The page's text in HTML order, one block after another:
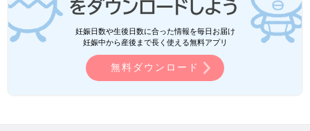
＜その日から日中のオムツはほぼ取れてビックリ！＞
『トイトレは夏！な話』 6/7
妊娠日数や生後日数に合った情報を毎日お届け
妊娠中から産後まで長く使える無料アプリ
無料ダウンロード